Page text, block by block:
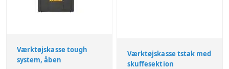
Værktøjskasse tough
system, åben
Værktøjskasse tstak med
skuffesektion